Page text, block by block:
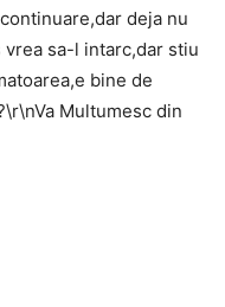
deja nu
vrea sa-l intarc,dar stiu
bine de
Multumesc din